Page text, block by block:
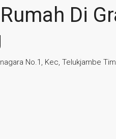
Di
No.1, Kec, Telukjambe